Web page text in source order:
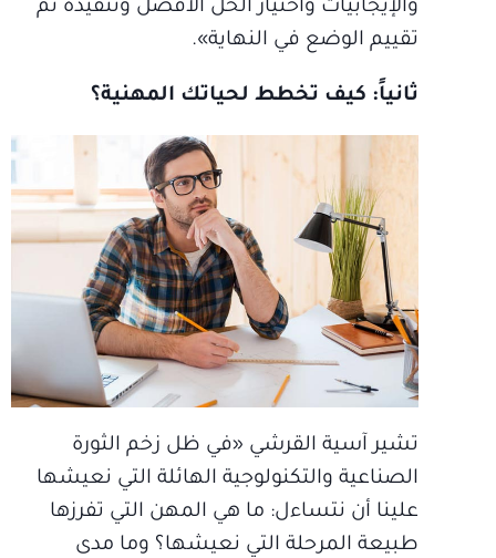
والإيجابيات واختيار الحل الأفضل وتنفيذه ثم
تقييم الوضع في النهاية».
ثانياً: كيف تخطط لحياتك المهنية؟
تشير آسية القرشي «في ظل زخم الثورة
الصناعية والتكنولوجية الهائلة التي نعيشها
علينا أن نتساءل: ما هي المهن التي تفرزها
طبيعة المرحلة التي نعيشها؟ وما مدى